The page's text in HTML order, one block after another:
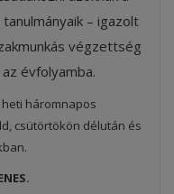
– igazolt
végzettség
évfolyamba.
háromnapos
csütörtökön délután és